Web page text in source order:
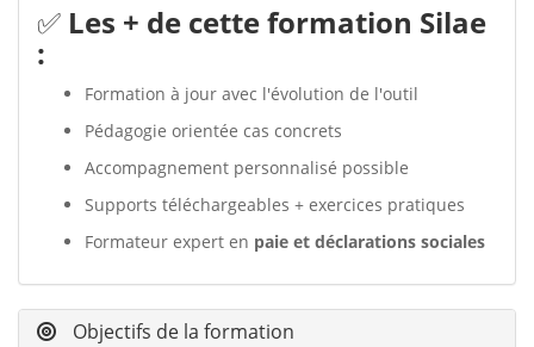
✅ Les + de cette formation Silae
:
Formation à jour avec l'évolution de l'outil
Pédagogie orientée cas concrets
Accompagnement personnalisé possible
Supports téléchargeables + exercices pratiques
Formateur expert en paie et déclarations sociales
Objectifs de la formation